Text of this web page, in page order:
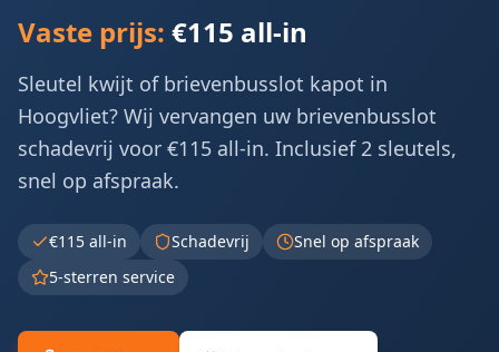
Vaste prijs: €115 all-in
Sleutel kwijt of brievenbusslot kapot in
Hoogvliet? Wij vervangen uw brievenbusslot
schadevrij voor €115 all-in. Inclusief 2 sleutels,
snel op afspraak.
€115 all-in Schadevrij
Snel op afspraak
5-sterren service